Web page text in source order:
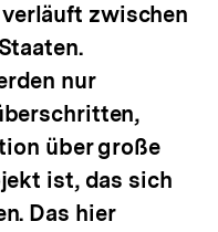
zwischen
nur
über große
ist, das sich
Das hier